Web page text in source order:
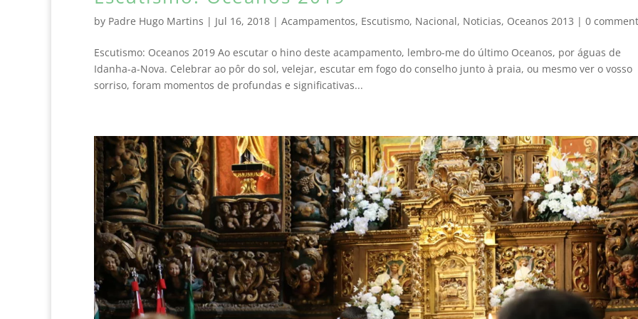
by Padre Hugo Martins | Jul 16, 2018 | Acampamentos, Escutismo, Nacional, Noticias, Oceanos 2013 | 0
Escutismo: Oceanos 2019 Ao escutar o hino deste acampamento, lembro-me do último Oceanos, por águas de
Idanha-a-Nova. Celebrar ao pôr do sol, velejar, escutar em fogo do conselho junto à praia, ou mesmo ver o vosso
sorriso, foram momentos de profundas e significativas...